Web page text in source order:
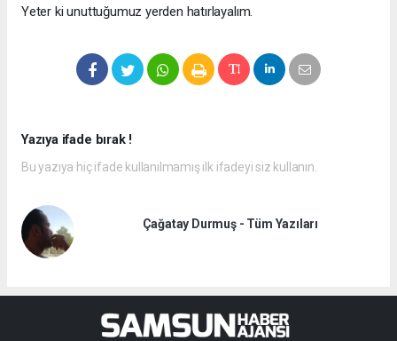
Yeter ki unuttuğumuz yerden hatırlayalım.
Yazıya ifade bırak !
Bu yazıya hiç ifade kullanılmamış ilk ifadeyi siz kullanın.
Çağatay Durmuş - Tüm Yazıları